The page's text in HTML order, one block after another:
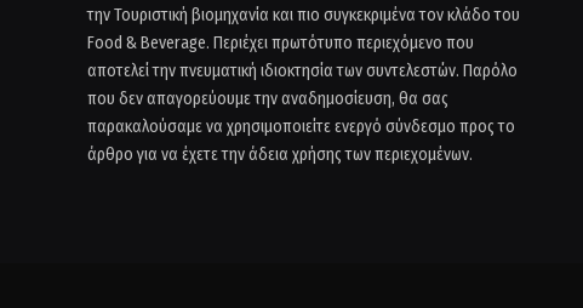
την Τουριστική βιομηχανία και πιο συγκεκριμένα τον κλάδο του
Food & Beverage. Περιέχει πρωτότυπο περιεχόμενο που
αποτελεί την πνευματική ιδιοκτησία των συντελεστών. Παρόλο
που δεν απαγορεύουμε την αναδημοσίευση, θα σας
παρακαλούσαμε να χρησιμοποιείτε ενεργό σύνδεσμο προς το
άρθρο για να έχετε την άδεια χρήσης των περιεχομένων.